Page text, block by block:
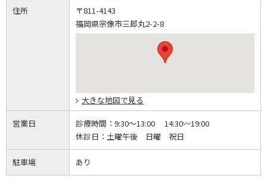
住所
〒811-4143
福岡県宗像市三郎丸2-2-8
大きな地図で見る
営業日 診療時間： 9:30～13:00 14:30〰19:00
休診日： 土曜午後 日曜 祝日
駐車場 あり